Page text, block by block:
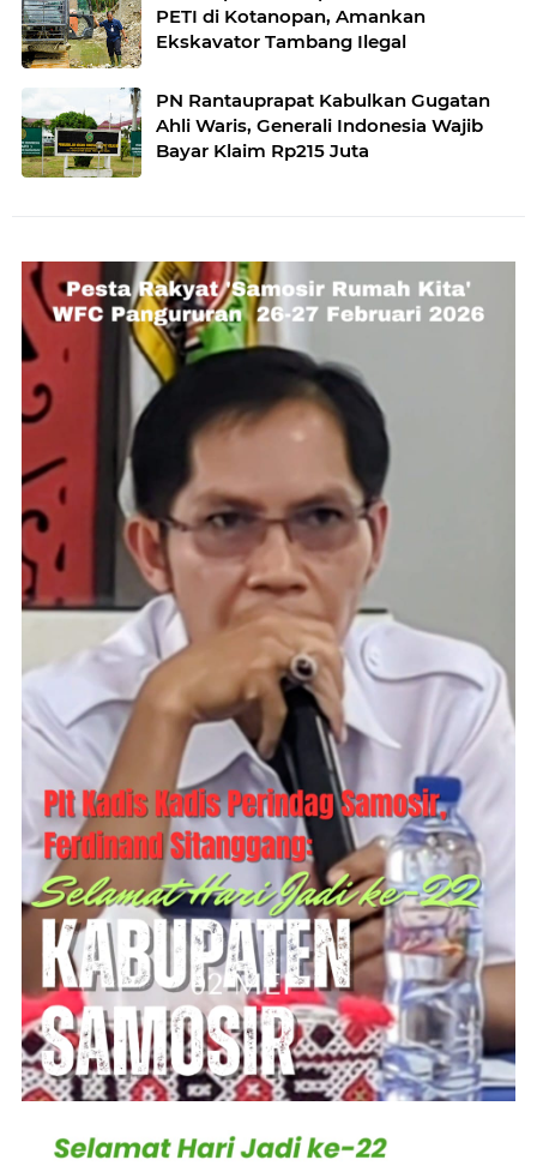
PETI di Kotanopan, Amankan
Ekskavator Tambang Ilegal
PN Rantauprapat Kabulkan Gugatan
Ahli Waris, Generali Indonesia Wajib
Bayar Klaim Rp215 Juta